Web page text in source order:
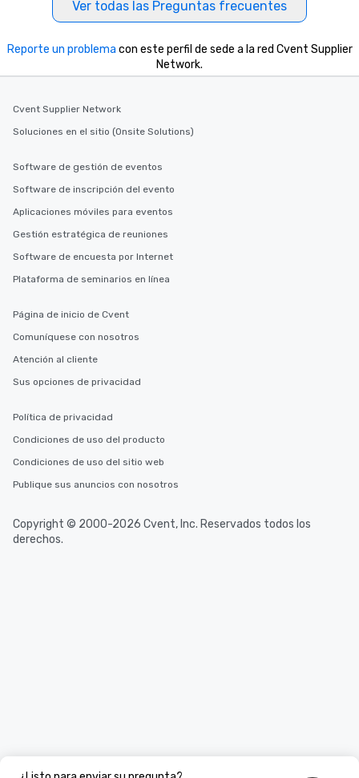
Ver todas las Preguntas frecuentes
Reporte un problema con este perfil de sede a la red Cvent Supplier
Network.
Cvent Supplier Network
Soluciones en el sitio (Onsite Solutions)
Software de gestión de eventos
Software de inscripción del evento
Aplicaciones móviles para eventos
Gestión estratégica de reuniones
Software de encuesta por Internet
Plataforma de seminarios en línea
Página de inicio de Cvent
Comuníquese con nosotros
Atención al cliente
Sus opciones de privacidad
Política de privacidad
Condiciones de uso del producto
Condiciones de uso del sitio web
Publique sus anuncios con nosotros
Copyright © 2000-2026 Cvent, Inc. Reservados todos los
derechos.